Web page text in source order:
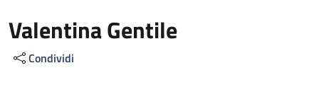
Valentina Gentile
Condividi